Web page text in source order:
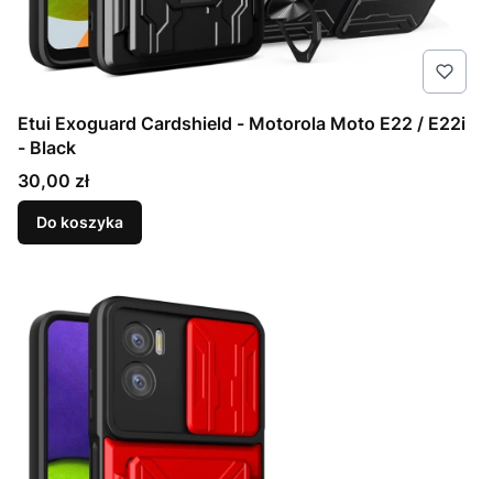
Etui Exoguard Cardshield - Motorola Moto E22 / E22i
- Black
Cena
30,00 zł
Do koszyka